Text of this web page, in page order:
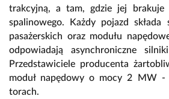
trakcyjną, a tam, gdzie jej
spalinowego. Każdy pojazd
pasażerskich oraz modułu
odpowiadają asynchroniczne
Przedstawiciele producenta
moduł napędowy o mocy 2 MW -
torach.